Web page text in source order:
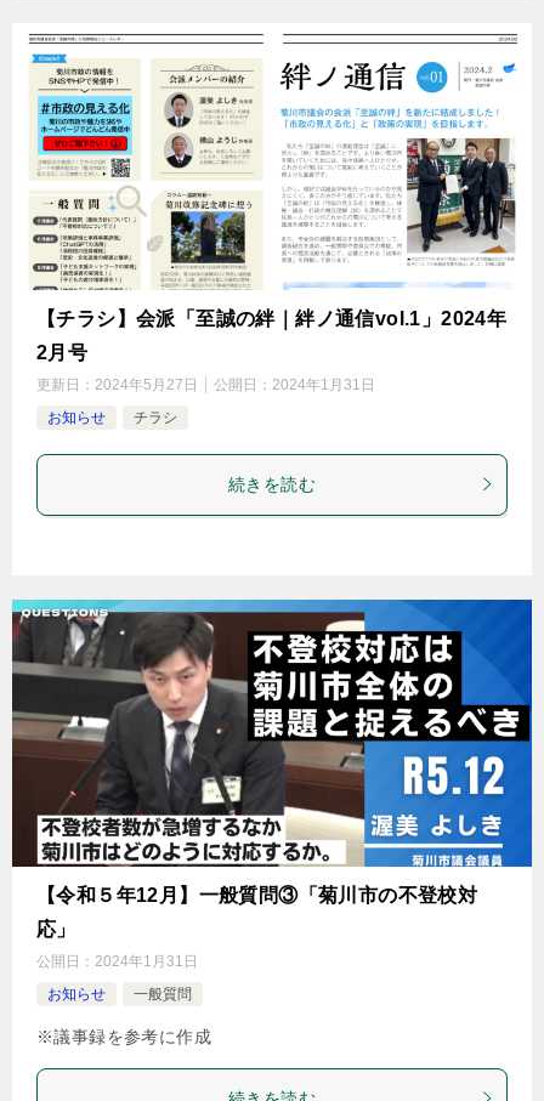
【チラシ】会派「至誠の絆｜絆ノ通信vol.1」2024年
2月号
更新日： 2024年5月27日 公開日： 2024年1月31日
お知らせ
チラシ
続きを読む
【令和５年12月】一般質問③「菊川市の不登校対
応」
公開日： 2024年1月31日
お知らせ
一般質問
※議事録を参考に作成